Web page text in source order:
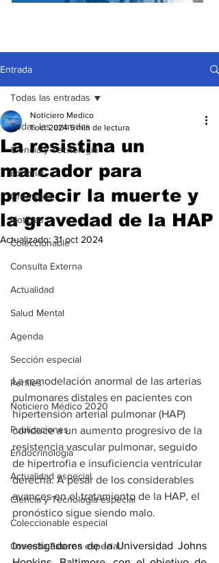
Entrada
Todas las entradas
Ciencia y Tecnología
Editorial
Gremiales
Noticias
Coleccionable
Consulta Externa
Actualidad
Salud Mental
Agenda
Sección especial
Perfiles
Noticiero Médico 2020
Publicaciones
Endocrinología
Actualidad especial
Ciencia y Tecnología especial
Coleccionable especial
Consulta Externa especial
Todas las entradas
La resistina un
marcador para
predecir la muerte y
la gravedad de la HAP
Noticiero Medico
1 oct 2024 5 min de lectura
Actualizado:31 oct 2024
La remodelación anormal de las arterias
pulmonares distales en pacientes con
hipertensión arterial pulmonar (HAP)
conduce a un aumento progresivo de la
resistencia vascular pulmonar, seguido
de hipertrofia e insuficiencia ventricular
derecha. A pesar de los considerables
avances en el tratamiento de la HAP, el
pronóstico sigue siendo malo.
Investigadores de la Universidad Johns